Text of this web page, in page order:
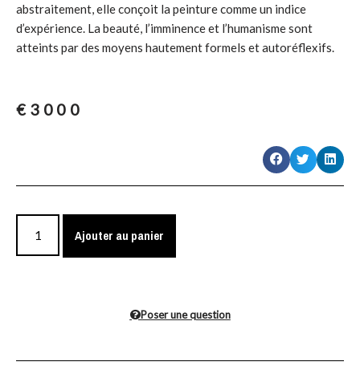
abstraitement, elle conçoit la peinture comme un indice
d’expérience. La beauté, l’imminence et l’humanisme sont
atteints par des moyens hautement formels et autoréflexifs.
€ 3000
Ajouter au panier
Poser une question